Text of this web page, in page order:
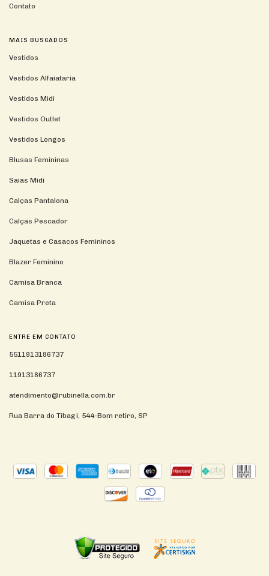
Contato
MAIS BUSCADOS
Vestidos
Vestidos Alfaiataria
Vestidos Midi
Vestidos Outlet
Vestidos Longos
Blusas Femininas
Saias Midi
Calças Pantalona
Calças Pescador
Jaquetas e Casacos Femininos
Blazer Feminino
Camisa Branca
Camisa Preta
ENTRE EM CONTATO
5511913186737
11913186737
atendimento@rubinella.com.br
Rua Barra do Tibagi, 544-Bom retiro, SP